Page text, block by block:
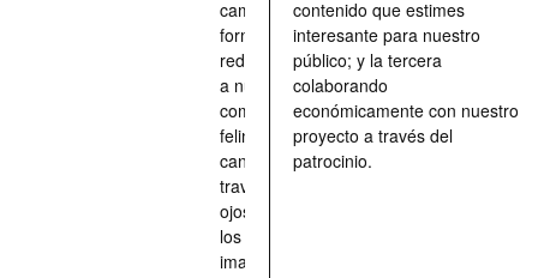
camino, una
forma de
redescubrir
a nuestros
compañeros
felinos y
caninos a
través de los
ojos quienes
los han
imaginado,
contenido que estimes
interesante para nuestro
público; y la tercera
colaborando
económicamente con nuestro
proyecto a través del
patrocinio.